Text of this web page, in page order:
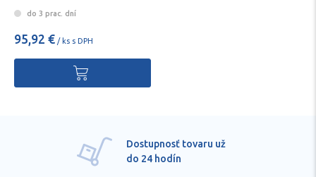
do 3 prac. dní
95,92 € / ks s DPH
Pre každú položku